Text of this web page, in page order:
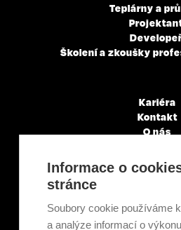
Teplárny a
Školení a zkoušky
Kariéra
Kontakt
O nás
Články a
GDPR &
Ekologická
Projekty EU
Informace o
stránce
Soubory cookie používáme
a analýze informací o